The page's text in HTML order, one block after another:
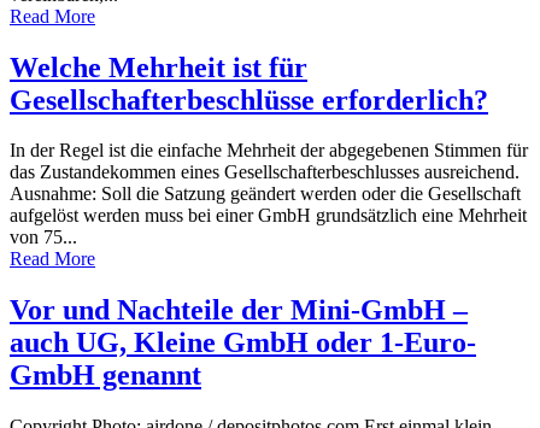
Read More
Welche Mehrheit ist für
Gesellschafterbeschlüsse erforderlich?
In der Regel ist die einfache Mehrheit der abgegebenen Stimmen für
das Zustandekommen eines Gesellschafterbeschlusses ausreichend.
Ausnahme: Soll die Satzung geändert werden oder die Gesellschaft
aufgelöst werden muss bei einer GmbH grundsätzlich eine Mehrheit
von 75...
Read More
Vor und Nachteile der Mini-GmbH –
auch UG, Kleine GmbH oder 1-Euro-
GmbH genannt